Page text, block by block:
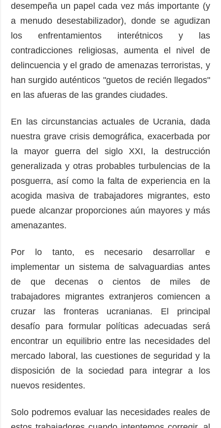
desempeña un papel cada vez más importante (y
a menudo desestabilizador), donde se agudizan
los enfrentamientos interétnicos y las
contradicciones religiosas, aumenta el nivel de
delincuencia y el grado de amenazas terroristas, y
han surgido auténticos "guetos de recién llegados"
en las afueras de las grandes ciudades.
En las circunstancias actuales de Ucrania, dada
nuestra grave crisis demográfica, exacerbada por
la mayor guerra del siglo XXI, la destrucción
generalizada y otras probables turbulencias de la
posguerra, así como la falta de experiencia en la
acogida masiva de trabajadores migrantes, esto
puede alcanzar proporciones aún mayores y más
amenazantes.
Por lo tanto, es necesario desarrollar e
implementar un sistema de salvaguardias antes
de que decenas o cientos de miles de
trabajadores migrantes extranjeros comiencen a
cruzar las fronteras ucranianas. El principal
desafío para formular políticas adecuadas será
encontrar un equilibrio entre las necesidades del
mercado laboral, las cuestiones de seguridad y la
disposición de la sociedad para integrar a los
nuevos residentes.
Solo podremos evaluar las necesidades reales de